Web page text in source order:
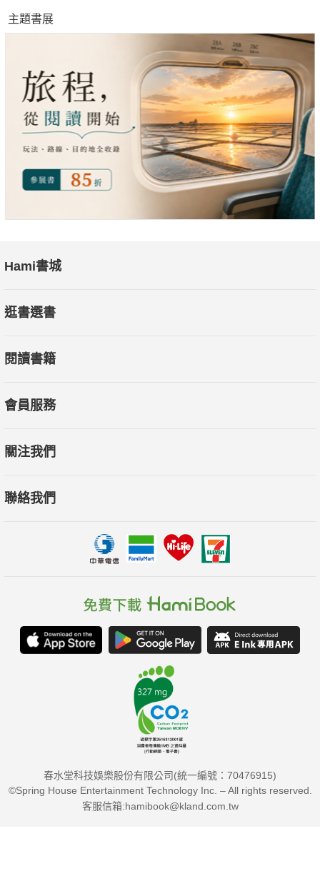
主題書展
Hami書城
逛書選書
閱讀書籍
會員服務
關注我們
聯絡我們
春水堂科技娛樂股份有限公司(統一編號：70476915)
©Spring House Entertainment Technology Inc. – All rights reserved.
客服信箱:hamibook@kland.com.tw